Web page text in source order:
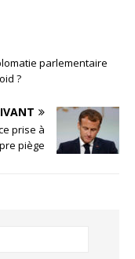
parlementaire
?
prise à
piège